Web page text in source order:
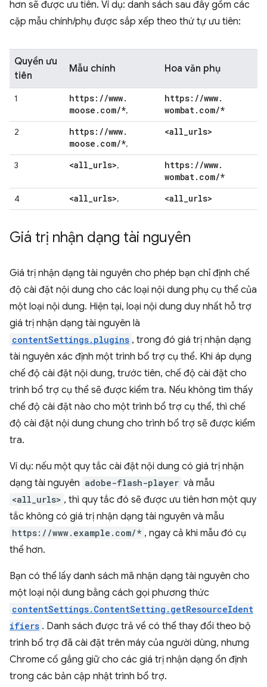
hơn sẽ được ưu tiên. Ví dụ: danh sách sau đây gồm các
cặp mẫu chính/phụ được sắp xếp theo thứ tự ưu tiên:
Quyền ưu
tiên
Mẫu chính Hoa văn phụ
1 https: //www.
moose . com/*,
https: //www.
wombat. com/*
2 https: //www.
moose . com/*,
<all_urls>
3 <all_urls>, https: //www.
wombat. com/*
4 <all_urls>, <all_urls>
Giá trị nhận dạng tài nguyên
Giá trị nhận dạng tài nguyên cho phép bạn chỉ định chế
độ cài đặt nội dung cho các loại nội dung phụ cụ thể của
một loại nội dung. Hiện tại, loại nội dung duy nhất hỗ trợ
giá trị nhận dạng tài nguyên là
contentSettings.plugins , trong đó giá trị nhận dạng
tài nguyên xác định một trình bổ trợ cụ thể. Khi áp dụng
chế độ cài đặt nội dung, trước tiên, chế độ cài đặt cho
trình bổ trợ cụ thể sẽ được kiểm tra. Nếu không tìm thấy
chế độ cài đặt nào cho một trình bổ trợ cụ thể, thì chế
độ cài đặt nội dung chung cho trình bổ trợ sẽ được kiểm
tra.
Ví dụ: nếu một quy tắc cài đặt nội dung có giá trị nhận
dạng tài nguyên adobe-flash-player và mẫu
<all_urls> , thì quy tắc đó sẽ được ưu tiên hơn một quy
tắc không có giá trị nhận dạng tài nguyên và mẫu
https://www.example.com/* , ngay cả khi mẫu đó cụ
thể hơn.
Bạn có thể lấy danh sách mã nhận dạng tài nguyên cho
một loại nội dung bằng cách gọi phương thức
contentSettings.ContentSetting.getResourceIdent
ifiers . Danh sách được trả về có thể thay đổi theo bộ
trình bổ trợ đã cài đặt trên máy của người dùng, nhưng
Chrome cố gắng giữ cho các giá trị nhận dạng ổn định
trong các bản cập nhật trình bổ trợ.